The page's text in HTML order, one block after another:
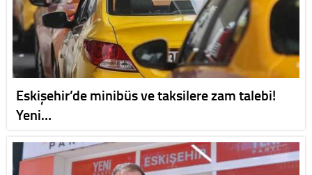
Eskişehir’de minibüs ve taksilere zam talebi!
Yeni…